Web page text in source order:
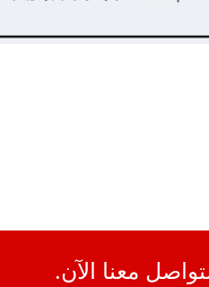
معنا الآن.